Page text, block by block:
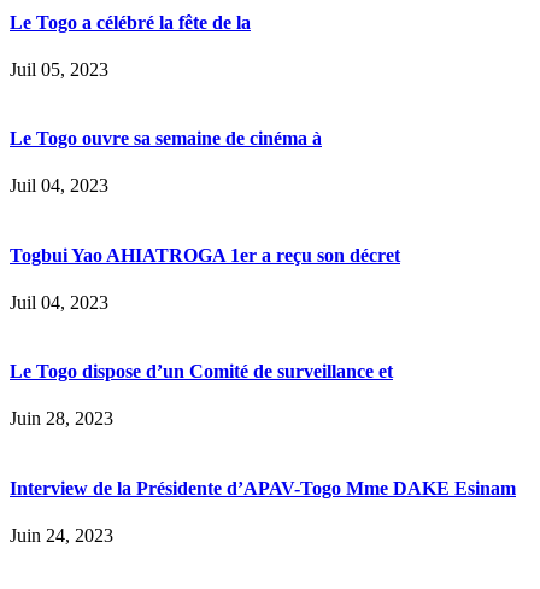
Le Togo a célébré la fête de la
Juil 05, 2023
Le Togo ouvre sa semaine de cinéma à
Juil 04, 2023
Togbui Yao AHIATROGA 1er a reçu son décret
Juil 04, 2023
Le Togo dispose d’un Comité de surveillance et
Juin 28, 2023
Interview de la Présidente d’APAV-Togo Mme DAKE Esinam
Juin 24, 2023